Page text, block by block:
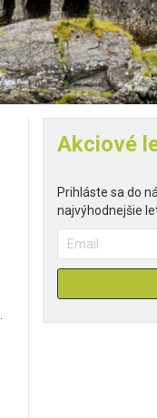
Akciové
Prihláste sa do
najvýhodnejšie